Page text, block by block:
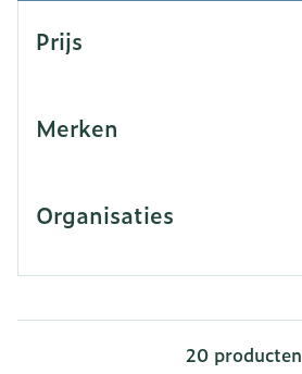
Prijs
Merken
Organisaties
20producten